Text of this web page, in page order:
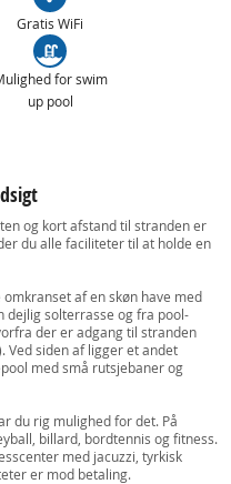
Gratis WiFi
for swim
up pool
og kort afstand til stranden er
du alle faciliteter til at holde en
af en skøn have med
dejlig solterrasse og fra pool-
der er adgang til stranden
Ved siden af ligger et andet
med små rutsjebaner og
du rig mulighed for det. På
billard, bordtennis og fitness.
med jacuzzi, tyrkisk
er mod betaling.